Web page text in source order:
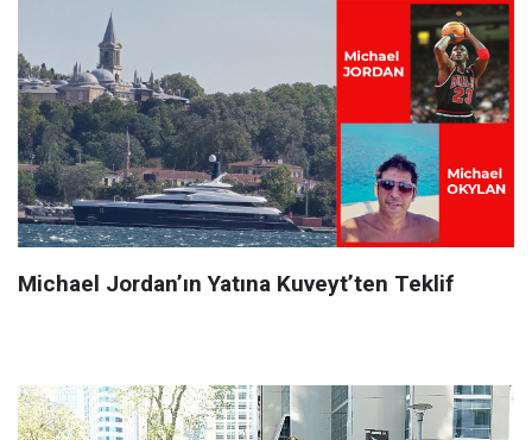
Michael Jordan’ın Yatına Kuveyt’ten Teklif